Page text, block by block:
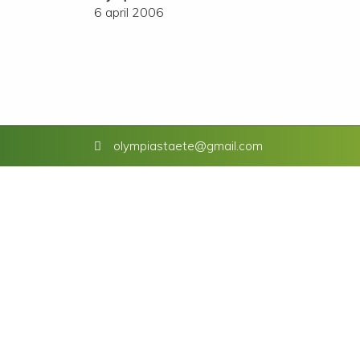
6 april 2006
olympiastaete@gmail.com